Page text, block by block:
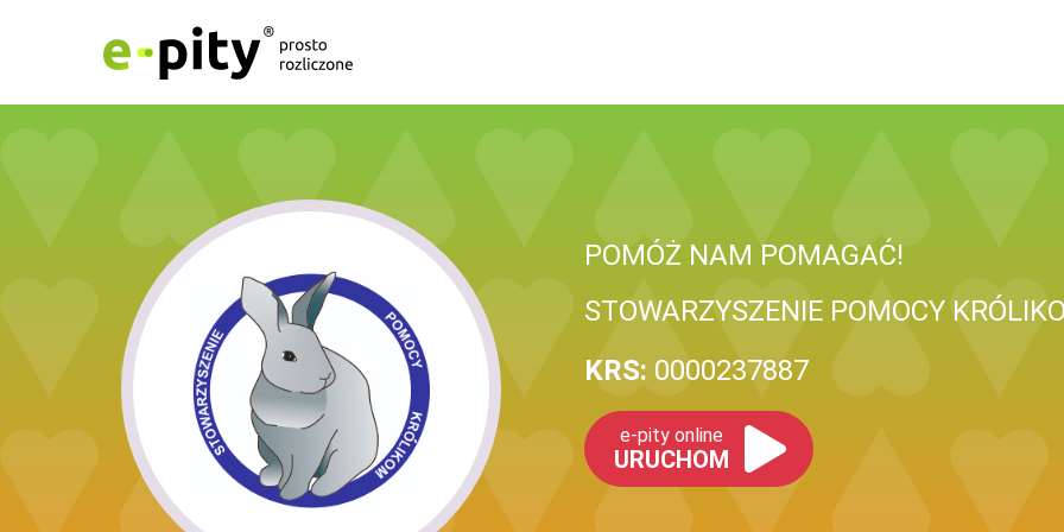
POMÓŻ NAM POMAGAĆ!
STOWARZYSZENIE POMOCY
KRS: 0000237887
e-pity online
URUCHOM